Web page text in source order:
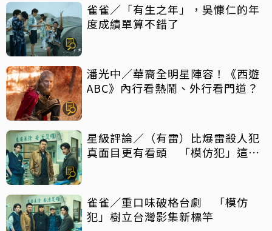
雀雀／「有生之年」，吳慷仁的年
度成績單算不錯了
潘光中／華裔全明星陣容！《西遊
ABC》內行看熱鬧、外行看門道？
星級評論／（有雷）比爆雷殺人犯
真面目更有看頭 「模仿犯」這件
雀雀／重口味破格台劇 「模仿
犯」樹立台灣影集新標竿